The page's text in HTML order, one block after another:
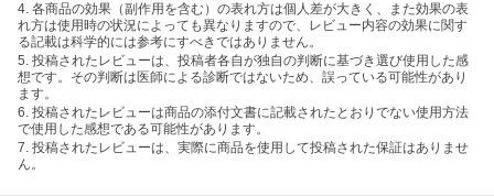
4. 各商品の効果（副作用を含む）の表れ方は個人差が大きく、また効果の表
れ方は使用時の状況によっても異なりますので、レビュー内容の効果に関す
る記載は科学的には参考にすべきではありません。
5. 投稿されたレビューは、投稿者各自が独自の判断に基づき選び使用した感
想です。その判断は医師による診断ではないため、誤っている可能性があり
ます。
6. 投稿されたレビューは商品の添付文書に記載されたとおりでない使用方法
で使用した感想である可能性があります。
7. 投稿されたレビューは、実際に商品を使用して投稿された保証はありませ
ん。